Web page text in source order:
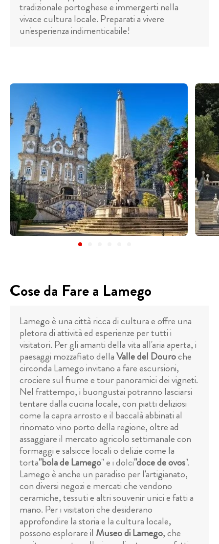
tradizionale portoghese e immergerti nella
vivace cultura locale. Preparati a vivere
un'esperienza indimenticabile!
Cose da Fare a Lamego
Lamego è una città ricca di cultura e offre una
pletora di attività ed esperienze per tutti i
visitatori. Per gli amanti della vita all'aria aperta, i
paesaggi mozzafiato dellaValle del Douroche
circonda Lamego invitano a fare escursioni,
crociere sul fiume e tour panoramici dei vigneti.
Nel frattempo, i buongustai potranno lasciarsi
tentare dalla cucina locale, con piatti deliziosi
come la capra arrosto e il baccalà abbinati al
rinomato vino porto della regione, oltre ad
assaggiare il mercato agricolo settimanale con
formaggi e salsicce locali o delizie come la
torta"bola de Lamego" e i dolci"doce de ovos".
Lamego è anche un paradiso per l'artigianato,
con diversi negozi e mercati che vendono
ceramiche, tessuti e altri souvenir unici e fatti a
mano. Per i visitatori che desiderano
approfondire la storia e la cultura locale,
possono esplorare il Museo di Lamego, che